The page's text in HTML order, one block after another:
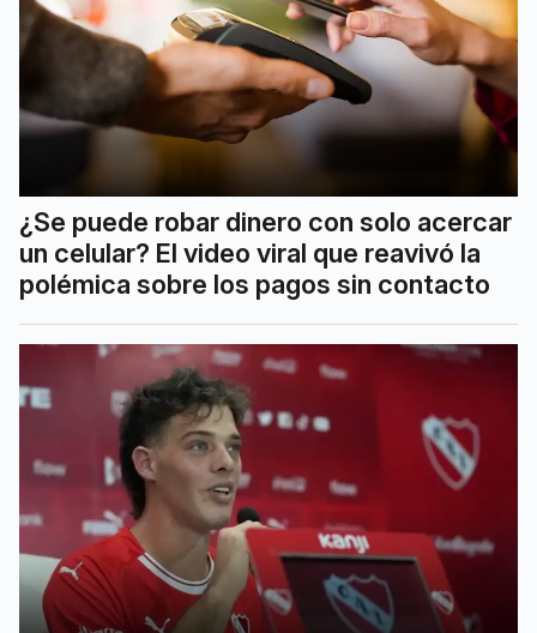
¿Se puede robar dinero con solo acercar
un celular? El video viral que reavivó la
polémica sobre los pagos sin contacto